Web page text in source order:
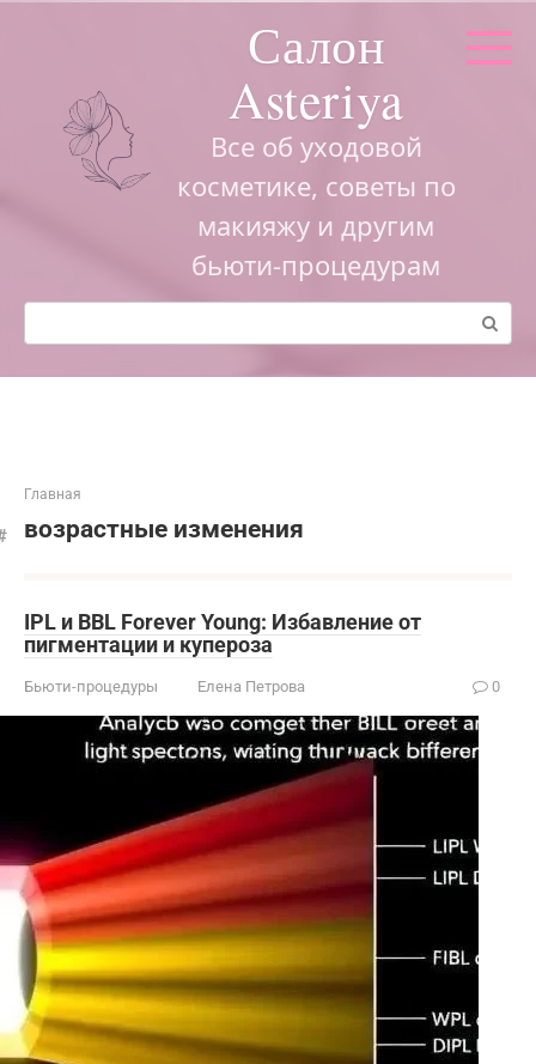
Салон
Asteriya
Все об уходовой
косметике, советы по
макияжу и другим
бьюти-процедурам
Поиск:
Главная
возрастные изменения
IPL и BBL Forever Young: Избавление от
пигментации и купероза
Бьюти-процедуры Елена Петрова 0